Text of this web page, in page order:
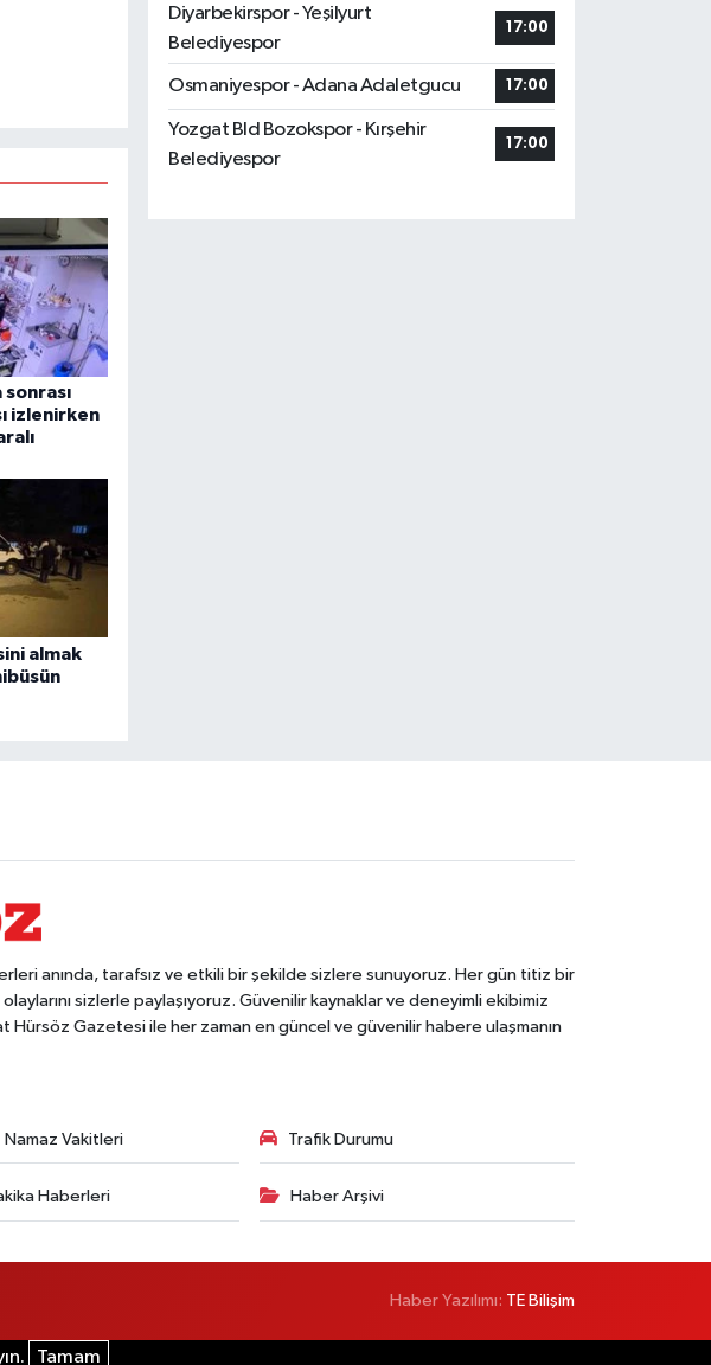
izlenirken
almak
Diyarbekirspor - Yeşilyurt
Belediyespor
17:00
Osmaniyespor - Adana Adaletgucu 17:00
Yozgat Bld Bozokspor - Kırşehir
Belediyespor
17:00
anında, tarafsız ve etkili bir şekilde sizlere sunuyoruz. Her gün titiz bir
sizlerle paylaşıyoruz. Güvenilir kaynaklar ve deneyimli ekibimiz
Hürsöz Gazetesi ile her zaman en güncel ve güvenilir habere ulaşmanın
Namaz Vakitleri Trafik Durumu
Haberleri Haber Arşivi
Haber Yazılımı: TE Bilişim
Tamam